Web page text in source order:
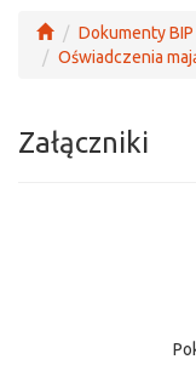
Dokumenty BIP
Oświadczenia
Załączniki